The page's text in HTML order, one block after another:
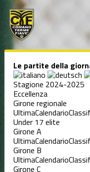
Le partite della
Stagione 2024-2025
Eccellenza
Girone regionale
UltimaCalendario
Under 17 elite
Girone A
UltimaCalendario
Girone B
UltimaCalendario
Girone C